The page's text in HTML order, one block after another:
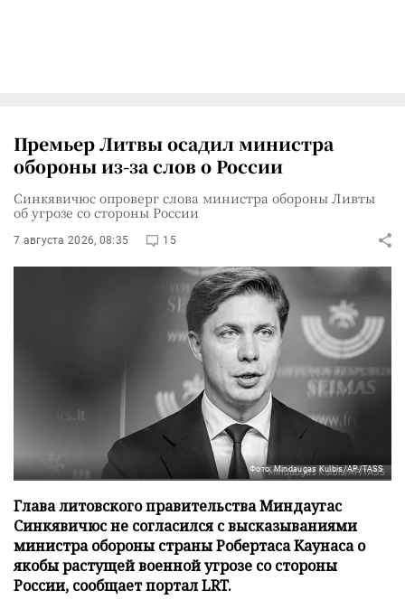
Премьер Литвы осадил министра
обороны из-за слов о России
Синкявичюс опроверг слова министра обороны Ливты
об угрозе со стороны России
7 августа 2026, 08:35 15
Фото: Mindaugas Kulbis/AP/TASS
Глава литовского правительства Миндаугас
Синкявичюс не согласился с высказываниями
министра обороны страны Робертаса Каунаса о
якобы растущей военной угрозе со стороны
России, сообщает портал LRT.